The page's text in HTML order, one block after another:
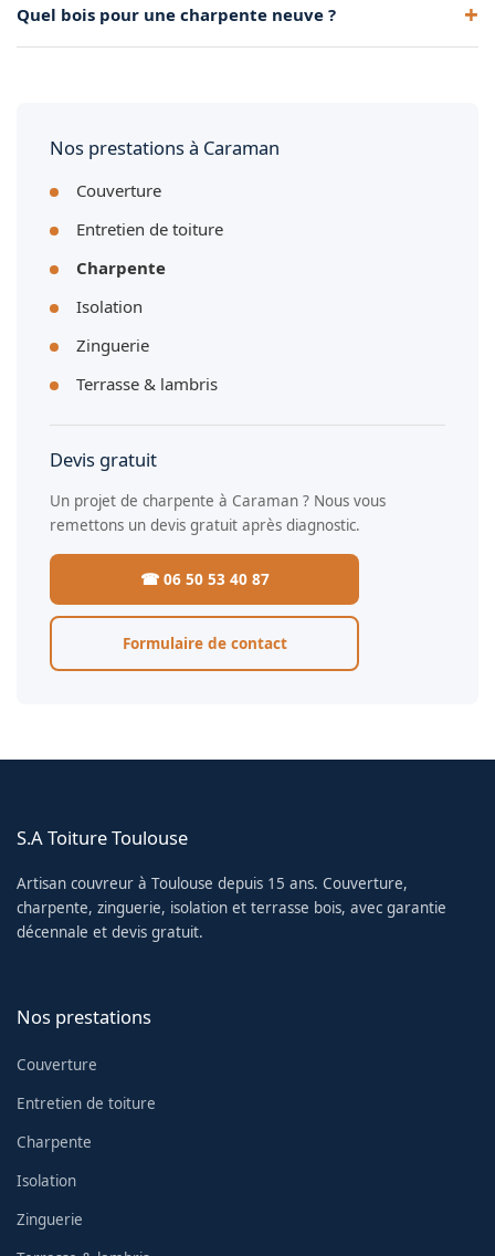
abîmées, sans tout remplacer.
Quel bois pour une charpente neuve ?
Nos prestations à Caraman
Couverture
Entretien de toiture
Charpente
Isolation
Zinguerie
Terrasse & lambris
Devis gratuit
Un projet de charpente à Caraman ? Nous vous
remettons un devis gratuit après diagnostic.
☎ 06 50 53 40 87
Formulaire de contact
S.A Toiture Toulouse
Artisan couvreur à Toulouse depuis 15 ans. Couverture,
charpente, zinguerie, isolation et terrasse bois, avec garantie
décennale et devis gratuit.
Nos prestations
Couverture
Entretien de toiture
Charpente
Isolation
Zinguerie